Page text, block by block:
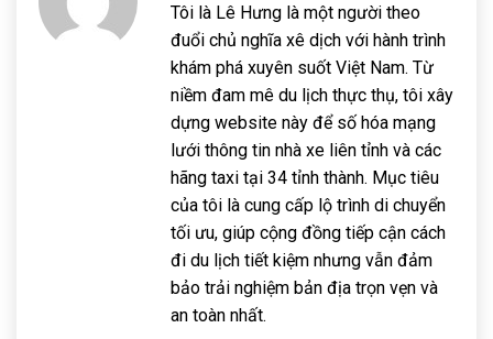
Tôi là Lê Hưng là một người theo
đuổi chủ nghĩa xê dịch với hành trình
khám phá xuyên suốt Việt Nam. Từ
niềm đam mê du lịch thực thụ, tôi xây
dựng website này để số hóa mạng
lưới thông tin nhà xe liên tỉnh và các
hãng taxi tại 34 tỉnh thành. Mục tiêu
của tôi là cung cấp lộ trình di chuyển
tối ưu, giúp cộng đồng tiếp cận cách
đi du lịch tiết kiệm nhưng vẫn đảm
bảo trải nghiệm bản địa trọn vẹn và
an toàn nhất.